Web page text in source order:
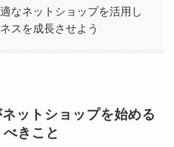
なネットショップを活用し
スを成長させよう
ットショップを始める
きこと